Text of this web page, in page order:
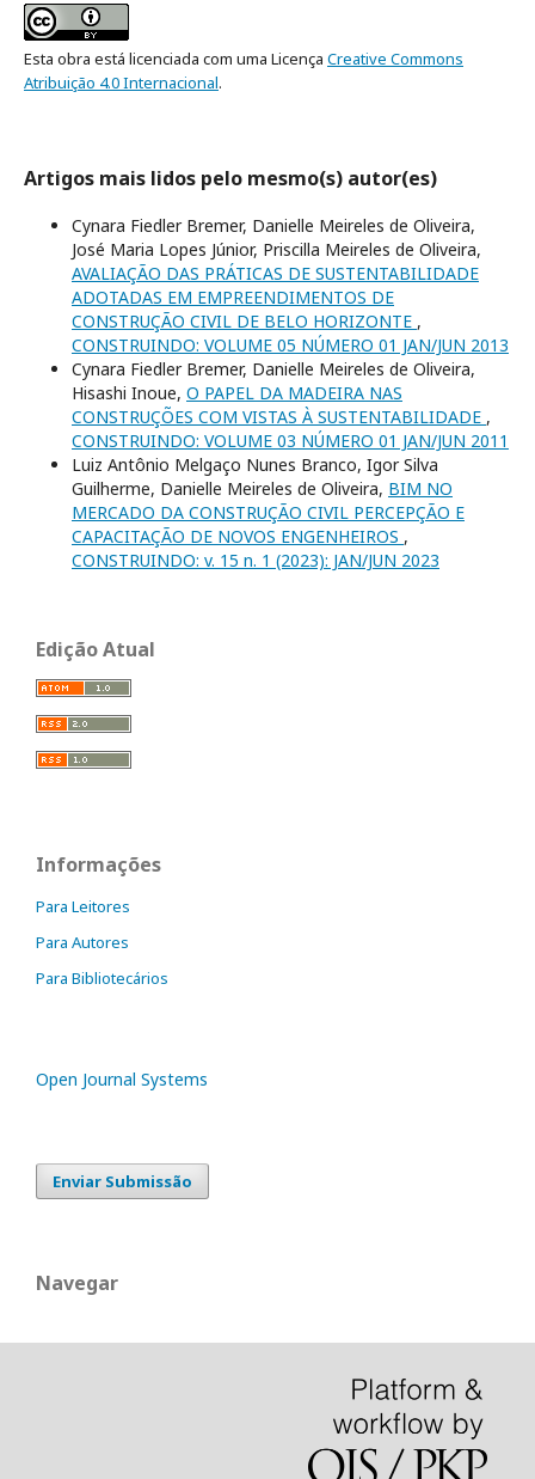
Esta obra está licenciada com uma Licença Creative Commons
Atribuição 4.0 Internacional.
Artigos mais lidos pelo mesmo(s) autor(es)
Cynara Fiedler Bremer, Danielle Meireles de Oliveira,
José Maria Lopes Júnior, Priscilla Meireles de Oliveira,
AVALIAÇÃO DAS PRÁTICAS DE SUSTENTABILIDADE
ADOTADAS EM EMPREENDIMENTOS DE
CONSTRUÇÃO CIVIL DE BELO HORIZONTE ,
CONSTRUINDO: VOLUME 05 NÚMERO 01 JAN/JUN 2013
Cynara Fiedler Bremer, Danielle Meireles de Oliveira,
Hisashi Inoue, O PAPEL DA MADEIRA NAS
CONSTRUÇÕES COM VISTAS À SUSTENTABILIDADE ,
CONSTRUINDO: VOLUME 03 NÚMERO 01 JAN/JUN 2011
Luiz Antônio Melgaço Nunes Branco, Igor Silva
Guilherme, Danielle Meireles de Oliveira, BIM NO
MERCADO DA CONSTRUÇÃO CIVIL PERCEPÇÃO E
CAPACITAÇÃO DE NOVOS ENGENHEIROS ,
CONSTRUINDO: v. 15 n. 1 (2023): JAN/JUN 2023
Edição Atual
Informações
Para Leitores
Para Autores
Para Bibliotecários
Open Journal Systems
Enviar Submissão
Navegar